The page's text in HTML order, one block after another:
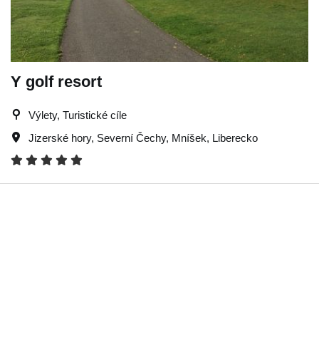
Y golf resort
Výlety, Turistické cíle
Jizerské hory, Severní Čechy, Mníšek, Liberecko